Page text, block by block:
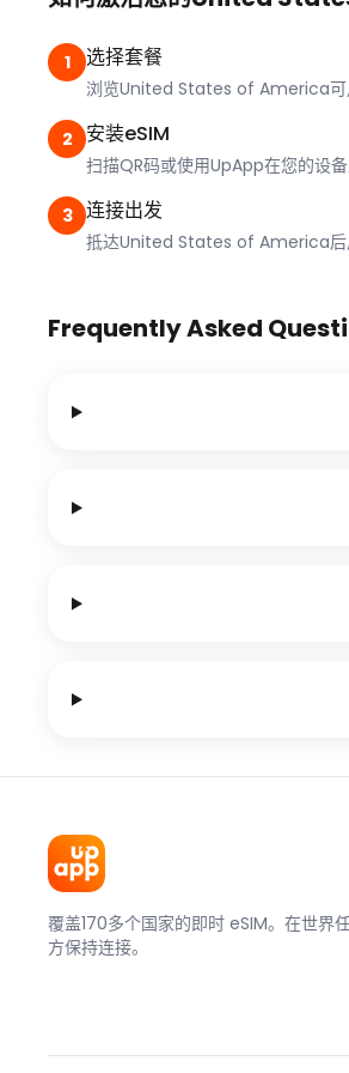
1 选择套餐
浏览United States of America可
2 安装eSIM
扫描QR码或使用UpApp在您的设备
3 连接出发
抵达United States of America后
Frequently Asked
覆盖170多个国家的即时 eSIM。在世界
方保持连接。